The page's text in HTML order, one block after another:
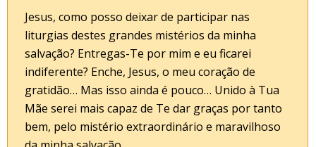
Jesus, como posso deixar de participar nas
liturgias destes grandes mistérios da minha
salvação? Entregas-Te por mim e eu ficarei
indiferente? Enche, Jesus, o meu coração de
gratidão… Mas isso ainda é pouco… Unido à Tua
Mãe serei mais capaz de Te dar graças por tanto
bem, pelo mistério extraordinário e maravilhoso